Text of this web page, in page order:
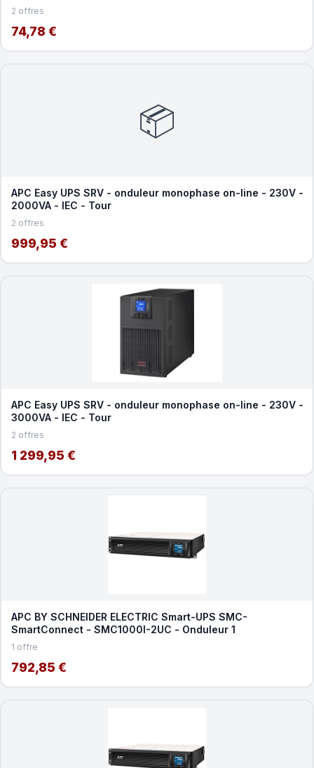
2 offres
74,78 €
📦
APC Easy UPS SRV - onduleur monophase on-line - 230V -
2000VA - IEC - Tour
2 offres
999,95 €
APC Easy UPS SRV - onduleur monophase on-line - 230V -
3000VA - IEC - Tour
2 offres
1 299,95 €
APC BY SCHNEIDER ELECTRIC Smart-UPS SMC-
SmartConnect - SMC1000I-2UC - Onduleur 1
1 offre
792,85 €